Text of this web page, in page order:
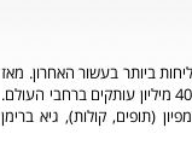
ביותר בעשור האחרון. מאז
שהחלה לפעול הוציאה קולדפליי 4 אלבומי אולפן ומכרה מעל ל-40 מיליון עותקים ברחבי העולם.
(תופים, קולות), גיא ברימן